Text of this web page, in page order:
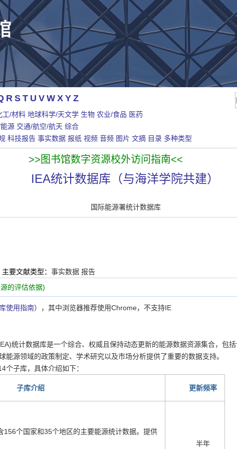
R S T U V W X Y Z
工/材料 地球科学/天文学 生物 农业/食品 医药
源 交通/航空/航天 综合
科技报告 事实数据 报纸 视频 音频 图片 文摘 目录 多种类型
>>图书馆数字资源校外访问指南<<
IEA统计数据库（与海洋学院共建）
国际能源署统计数据库
主要文献类型： 事实数据 报告
的评估依据)
使用指南），其中浏览器推荐使用Chrome，不支持IE
统计数据库是一个综合、权威且保持动态更新的能源数据资源集合，包
源领域的政策制定、学术研究以及市场分析提供了重要的数据支持。
个子库，具体介绍如下：
子库介绍 更新频率
个国家和35个地区的主要能源统计数据。提供
半年